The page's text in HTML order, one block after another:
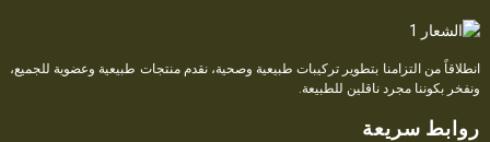
انطلاقاً من التزامنا بتطوير تركيبات طبيعية وصحية، نقدم منتجات طبيعية وعضوية للجميع،
ونفخر بكوننا مجرد ناقلين للطبيعة.
روابط سريعة